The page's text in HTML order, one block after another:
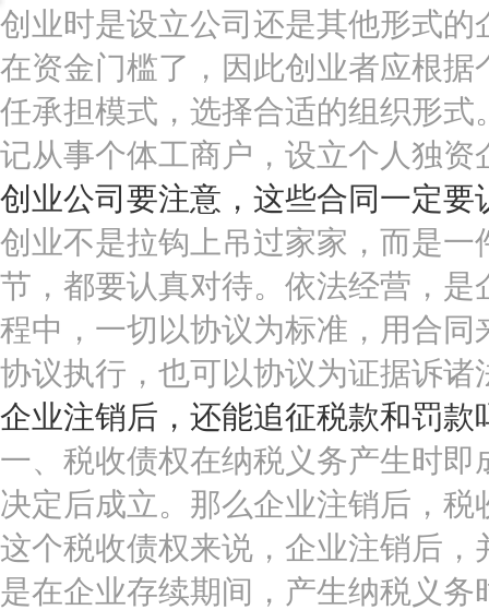
创业时是设立公司还是其他形式
在资金门槛了，因此创业者应根
任承担模式，选择合适的组织形
记从事个体工商户，设立个人独资
创业公司要注意，这些合同一定要
创业不是拉钩上吊过家家，而是
节，都要认真对待。依法经营，
程中，一切以协议为标准，用合
协议执行，也可以协议为证据诉诸
企业注销后，还能追征税款和罚款
一、税收债权在纳税义务产生时
决定后成立。那么企业注销后，
这个税收债权来说，企业注销后
是在企业存续期间，产生纳税义务